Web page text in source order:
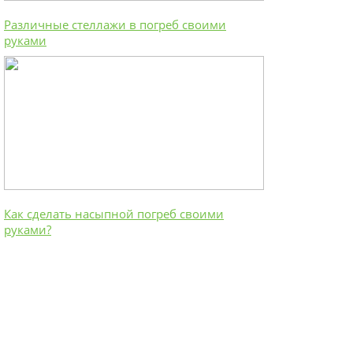
Различные стеллажи в погреб своими
руками
Как сделать насыпной погреб своими
руками?